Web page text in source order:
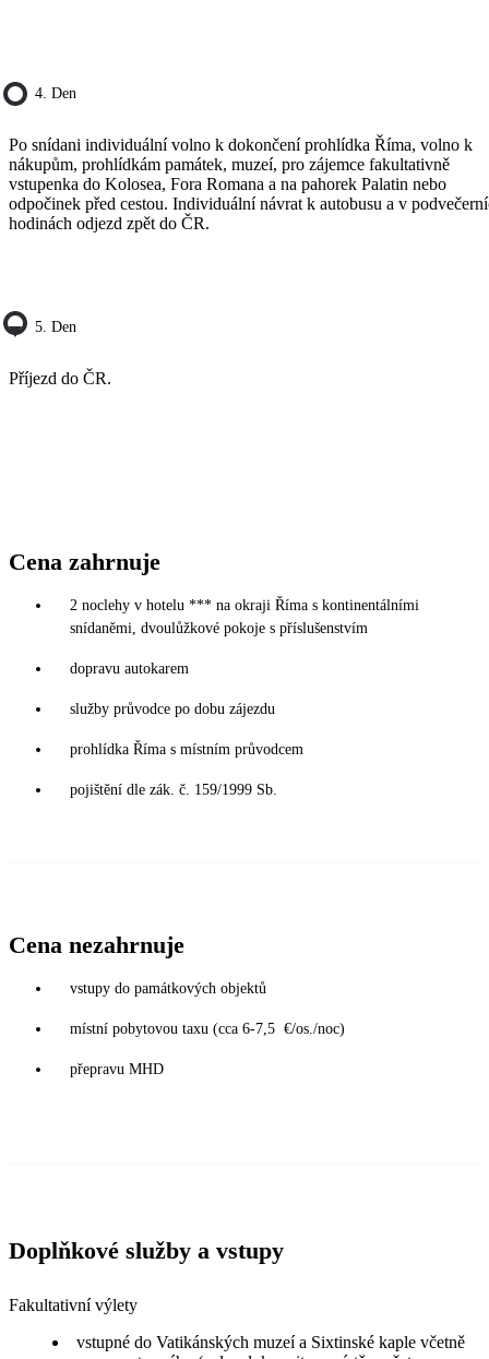
4. Den
Po snídani individuální volno k dokončení prohlídka Říma, volno k
nákupům, prohlídkám památek, muzeí, pro zájemce fakultativně
vstupenka do Kolosea, Fora Romana a na pahorek Palatin nebo
odpočinek před cestou. Individuální návrat k autobusu a v
hodinách odjezd zpět do ČR.
5. Den
Příjezd do ČR.
Cena zahrnuje
2 noclehy v hotelu *** na okraji Říma s kontinentálními
snídaněmi, dvoulůžkové pokoje s příslušenstvím
dopravu autokarem
služby průvodce po dobu zájezdu
prohlídka Říma s místním průvodcem
pojištění dle zák. č. 159/1999 Sb.
Cena nezahrnuje
vstupy do památkových objektů
místní pobytovou taxu (cca 6-7,5 €/os./noc)
přepravu MHD
Doplňkové služby a vstupy
Fakultativní výlety
vstupné do Vatikánských muzeí a Sixtinské kaple včetně